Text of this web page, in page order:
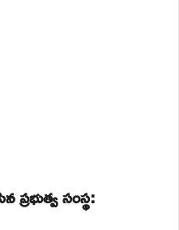
సంస్థ: